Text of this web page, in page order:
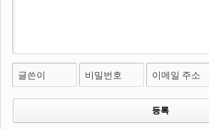
글쓴이 비밀번호 이메일 주소